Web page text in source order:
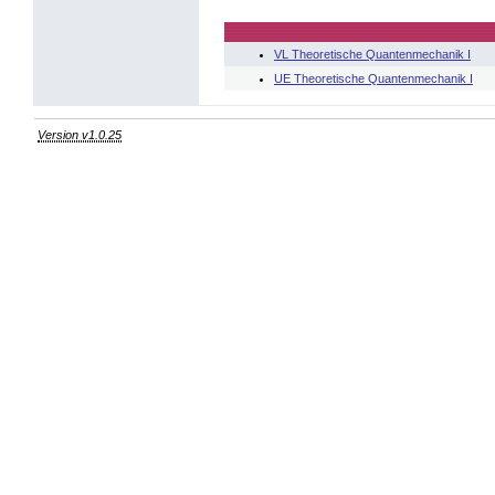
VL Theoretische Quantenmechanik I
UE Theoretische Quantenmechanik I
Version v1.0.25